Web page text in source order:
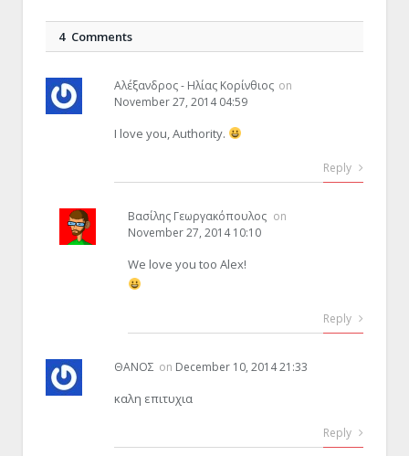
4 Comments
Αλέξανδρος - Ηλίας Κορίνθιος on
November 27, 2014 04:59
I love you, Authority.
Reply
Βασίλης Γεωργακόπουλος on
November 27, 2014 10:10
We love you too Alex!
Reply
ΘΑΝΟΣ on December 10, 2014 21:33
καλη επιτυχια
Reply